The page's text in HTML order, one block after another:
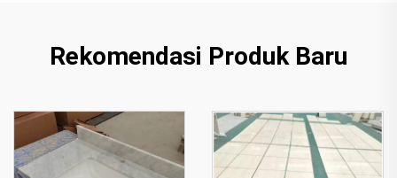
Rekomendasi Produk Baru